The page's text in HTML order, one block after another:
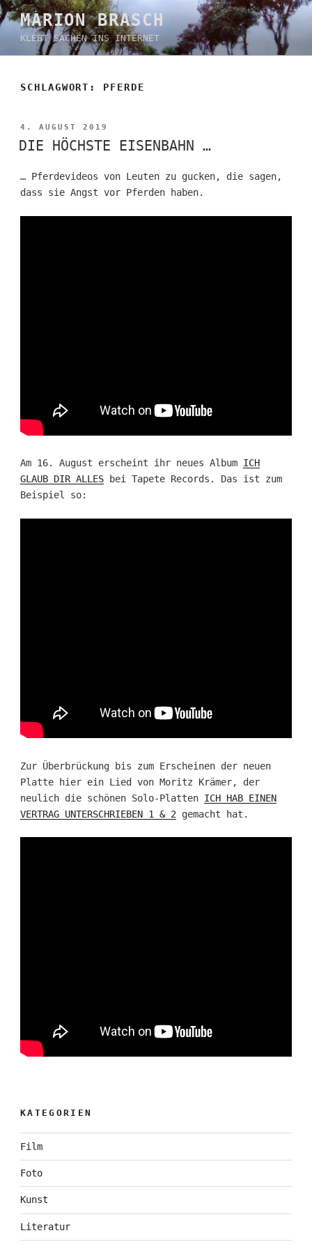
Zum
Inhalt
springen
MARION BRASCH
KLEBT SACHEN INS INTERNET
SCHLAGWORT: PFERDE
VERÖFFENTLICHT
AM
4. AUGUST 2019
DIE HÖCHSTE EISENBAHN …
… Pferdevideos von Leuten zu gucken, die sagen,
dass sie Angst vor Pferden haben.
Am 16. August erscheint ihr neues Album ICH
GLAUB DIR ALLESbei Tapete Records. Das ist zum
Beispiel so:
Zur Überbrückung bis zum Erscheinen der neuen
Platte hier ein Lied von Moritz Krämer, der
neulich die schönen Solo-Platten ICH HAB EINEN
VERTRAG UNTERSCHRIEBEN 1 & 2 gemacht hat.
KATEGORIEN
Film
Foto
Kunst
Literatur